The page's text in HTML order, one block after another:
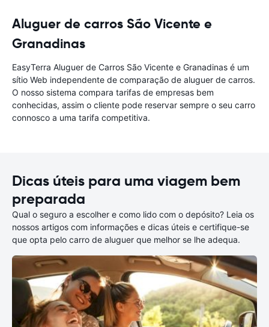
Aluguer de carros São Vicente e
Granadinas
EasyTerra Aluguer de Carros São Vicente e Granadinas é um
sítio Web independente de comparação de aluguer de carros.
O nosso sistema compara tarifas de empresas bem
conhecidas, assim o cliente pode reservar sempre o seu carro
connosco a uma tarifa competitiva.
Dicas úteis para uma viagem bem
preparada
Qual o seguro a escolher e como lido com o depósito? Leia os
nossos artigos com informações e dicas úteis e certifique-se
que opta pelo carro de aluguer que melhor se lhe adequa.